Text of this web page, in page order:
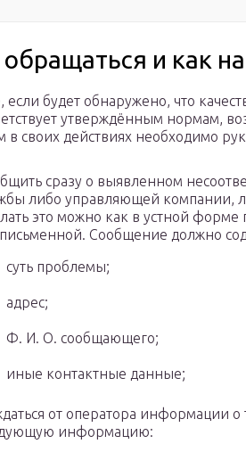
обращаться и как
если будет обнаружено, что
утверждённым нормам,
в своих действиях необходимо
сразу о выявленном
либо управляющей компании,
это можно как в устной
Сообщение должно
суть проблемы;
адрес;
Ф. И. О. сообщающего;
иные контактные данные;
от оператора информации о
информацию: